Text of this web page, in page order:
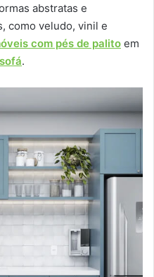
abstratas e
como veludo, vinil e
com pés de palito em
sofá.